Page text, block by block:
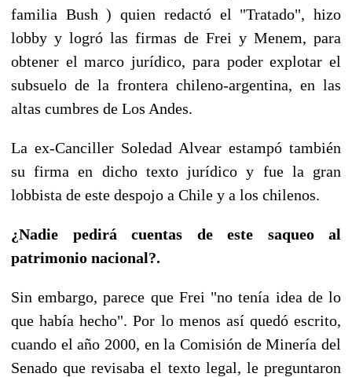
familia Bush ) quien redactó el "Tratado", hizo
lobby y logró las firmas de Frei y Menem, para
obtener el marco jurídico, para poder explotar el
subsuelo de la frontera chileno-argentina, en las
altas cumbres de Los Andes.
La ex-Canciller Soledad Alvear estampó también
su firma en dicho texto jurídico y fue la gran
lobbista de este despojo a Chile y a los chilenos.
¿Nadie pedirá cuentas de este saqueo al
patrimonio nacional?.
Sin embargo, parece que Frei "no tenía idea de lo
que había hecho". Por lo menos así quedó escrito,
cuando el año 2000, en la Comisión de Minería del
Senado que revisaba el texto legal, le preguntaron